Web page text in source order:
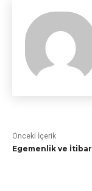
Önceki İçerik
Egemenlik ve İtibar